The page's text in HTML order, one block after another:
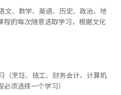
文、数学、英语、历史、政治、地
程的每次随意选取学习，根据文化
（烹饪、技工、财务会计、计算机
须选择一个学习）